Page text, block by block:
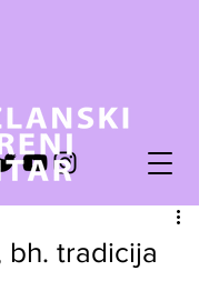
bh. tradicija